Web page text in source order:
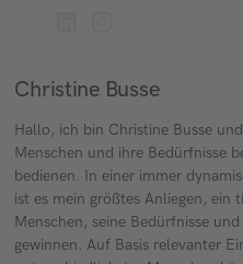
Christine Busse
Hallo, ich bin Christine Busse
Menschen und ihre Bedürfnisse
bedienen. In einer immer
ist es mein größtes Anliegen, ein
Menschen, seine Bedürfnisse
gewinnen. Auf Basis relevanter